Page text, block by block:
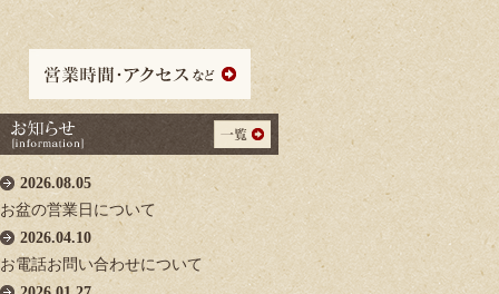
2026.08.05
お盆の営業日について
2026.04.10
お電話お問い合わせについて